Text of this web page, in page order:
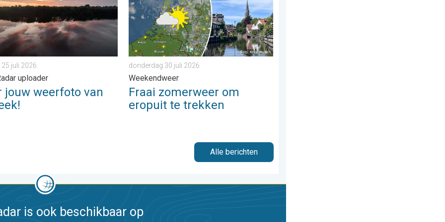
juli 2026
uploader
jouw weerfoto van
donderdag 30 juli 2026
Weekendweer
Fraai zomerweer om
eropuit te trekken
Alle berichten
is ook beschikbaar op